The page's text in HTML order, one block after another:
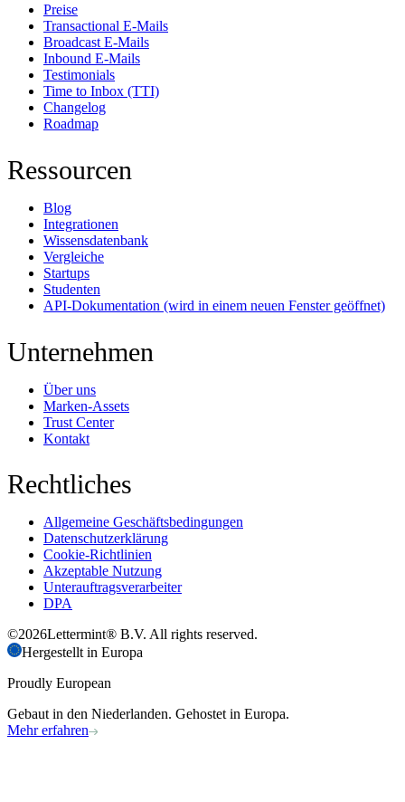
Preise
Transactional E-Mails
Broadcast E-Mails
Inbound E-Mails
Testimonials
Time to Inbox (TTI)
Changelog
Roadmap
Ressourcen
Blog
Integrationen
Wissensdatenbank
Vergleiche
Startups
Studenten
API-Dokumentation (wird in einem neuen Fenster geöffnet)
Unternehmen
Über uns
Marken-Assets
Trust Center
Kontakt
Rechtliches
Allgemeine Geschäftsbedingungen
Datenschutzerklärung
Cookie-Richtlinien
Akzeptable Nutzung
Unterauftragsverarbeiter
DPA
©2026Lettermint® B.V. All rights reserved.
Hergestellt in Europa
Proudly European
Gebaut in den Niederlanden. Gehostet in Europa.
Mehr erfahren